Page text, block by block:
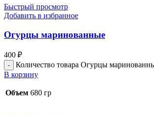
Быстрый просмотр
Добавить в избранное
Огурцы маринованные
400 ₽
Количество товара Огурцы
В корзину
Объем 680 гр